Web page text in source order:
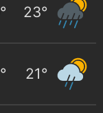
° 23°
° 21°